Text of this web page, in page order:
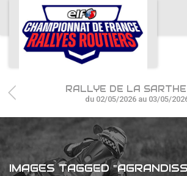
ACCUEIL
ACTUS
CALENDRIER
CHAMPIONNAT
RÉSULTATS
PHOTOS / WEB TV
RALLYE DE LA
du 02/05/2026 au 03/05/
IMAGES TAGGED